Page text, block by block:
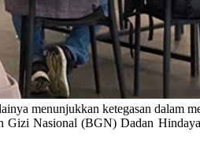
menunjukkan ketegasan dalam
Gizi Nasional (BGN) Dadan